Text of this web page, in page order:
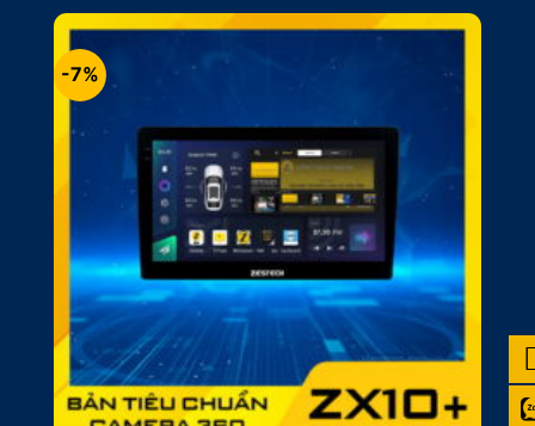
12.900.000₫.là:
11.900.000₫.
-7%